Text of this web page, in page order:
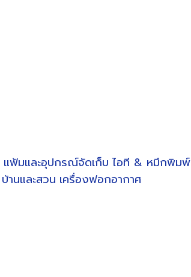
แฟ้มและอุปกรณ์จัดเก็บ ไอที & หมึกพิมพ์
บ้านและสวน เครื่องฟอกอากาศ